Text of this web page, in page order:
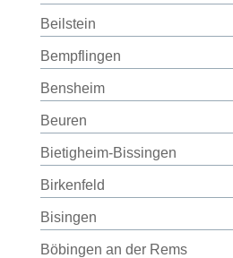
Beilstein
Bempflingen
Bensheim
Beuren
Bietigheim-Bissingen
Birkenfeld
Bisingen
Böbingen an der Rems